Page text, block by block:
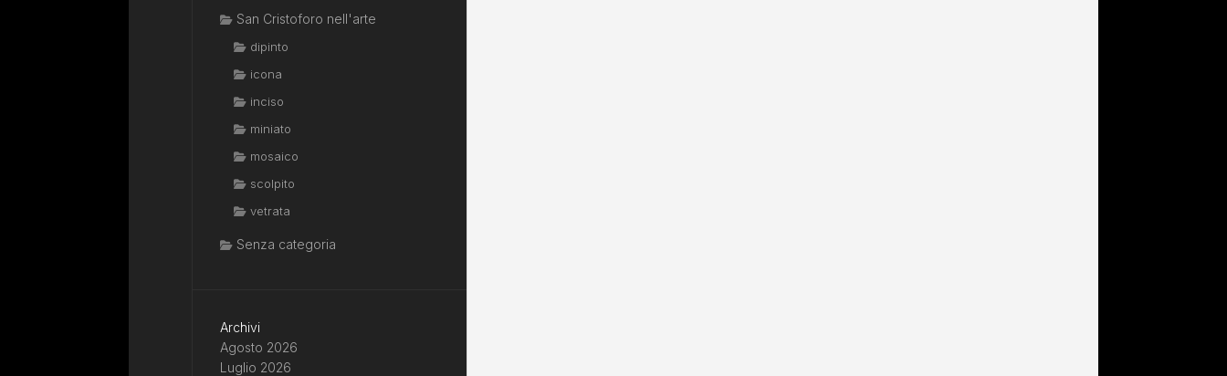
San Cristoforo nell'arte
dipinto
icona
inciso
miniato
mosaico
scolpito
vetrata
Senza categoria
Archivi
Agosto 2026
Luglio 2026